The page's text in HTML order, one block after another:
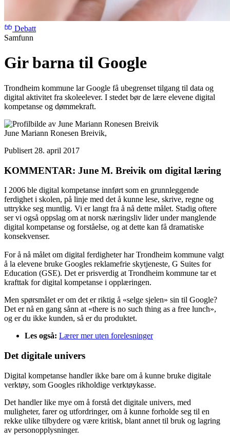
Debatt
Samfunn
Gir barna til Google
Trondheim kommune lar Google få ubegrenset tilgang til data og
digital aktivitet fra skoleelever. I stedet bør de lære elevene digital
kompetanse og dømmekraft.
June Mariann Ronesen Breivik,
Publisert 28. april 2017
KOMMENTAR: June M. Breivik om digital læring
I 2006 ble digital kompetanse innført som en grunnleggende
ferdighet i skolen, på linje med det å kunne lese, skrive, regne og
uttrykke seg muntlig. Vi er langt fra å nå dette målet. Stadig oftere
ser vi også oppslag om at norsk næringsliv lider under manglende
digital kompetanse og forståelse, og at dette kan få dramatiske
konsekvenser.
For å nå målet om digital ferdigheter har Trondheim kommune valgt
å la elevene bruke Googles reklamefrie skytjeneste, G Suites for
Education (GSE). Det er prisverdig at Trondheim kommune tar et
krafttak for digital kompetanse i opplæringen.
Men spørsmålet er om det er riktig å «selge sjelen» sin til Google?
Det er nå en gang sånn at «there is no such thing as a free lunch»,
og er du ikke kunden, så er du produktet.
Les også: Lærer mer uten forelesninger
Det digitale univers
Digital kompetanse handler ikke bare om å kunne bruke digitale
verktøy, som Googles rikholdige verktøykasse.
Det handler like mye om å forstå det digitale univers, med
muligheter, farer og utfordringer, om å kunne forholde seg til en
rekke ulike tilbydere og være kritisk, blant annet til bruk og lagring
av personopplysninger.